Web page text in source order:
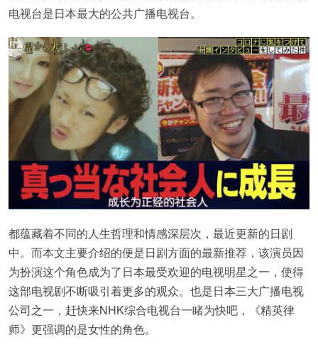
电视台是日本最大的公共广播电视台。
都蕴藏着不同的人生哲理和情感深层次，最近更新的日剧
中。而本文主要介绍的便是日剧方面的最新推荐，该演员因
为扮演这个角色成为了日本最受欢迎的电视明星之一，使得
这部电视剧不断吸引着更多的观众。也是日本三大广播电视
公司之一，赶快来NHK综合电视台一睹为快吧，《精英律
师》更强调的是女性的角色。